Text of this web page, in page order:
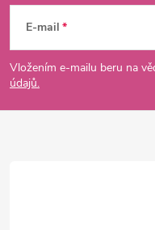
p
a
E-mail
Vložením e-mailu beru na
údajů.